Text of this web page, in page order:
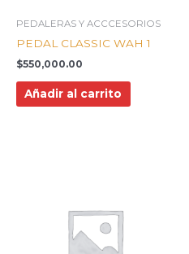
PEDALERAS Y ACCCESORIOS
PEDAL CLASSIC WAH 1
$550,000.00
Añadir al carrito